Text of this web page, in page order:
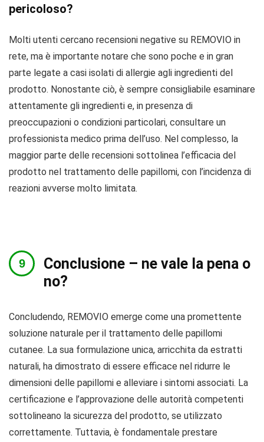
pericoloso?
Molti utenti cercano recensioni negative su REMOVIO in
rete, ma è importante notare che sono poche e in gran
parte legate a casi isolati di allergie agli ingredienti del
prodotto. Nonostante ciò, è sempre consigliabile esaminare
attentamente gli ingredienti e, in presenza di
preoccupazioni o condizioni particolari, consultare un
professionista medico prima dell’uso. Nel complesso, la
maggior parte delle recensioni sottolinea l’efficacia del
prodotto nel trattamento delle papillomi, con l’incidenza di
reazioni avverse molto limitata.
Conclusione – ne vale la pena o
no?
Concludendo, REMOVIO emerge come una promettente
soluzione naturale per il trattamento delle papillomi
cutanee. La sua formulazione unica, arricchita da estratti
naturali, ha dimostrato di essere efficace nel ridurre le
dimensioni delle papillomi e alleviare i sintomi associati. La
certificazione e l’approvazione delle autorità competenti
sottolineano la sicurezza del prodotto, se utilizzato
correttamente. Tuttavia, è fondamentale prestare